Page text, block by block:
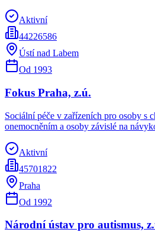
Aktivní
44226586
Ústí nad Labem
Od 1993
Fokus Praha, z.ú.
Sociální péče v zařízeních pro osoby s
onemocněním a osoby závislé na
Aktivní
45701822
Praha
Od 1992
Národní ústav pro autismus,